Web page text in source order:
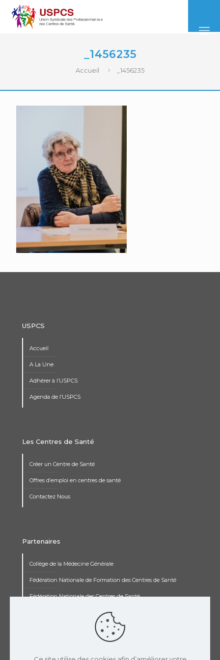
_1456235
Accueil _1456235
USPCS
Accueil
A La Une
Adhérer à l’USPCS
Agenda de l’USPCS
Les Centres de Santé
Créer un Centre de Santé
Offres d’emploi en centres de santé
Contactez Nous
Partenaires
Collège de la Médecine Générale
Fédération Nationale de Formation des Centres de Santé
Fédération Nationale des Centres de Santé
Institut de Recherche Jean François Rey